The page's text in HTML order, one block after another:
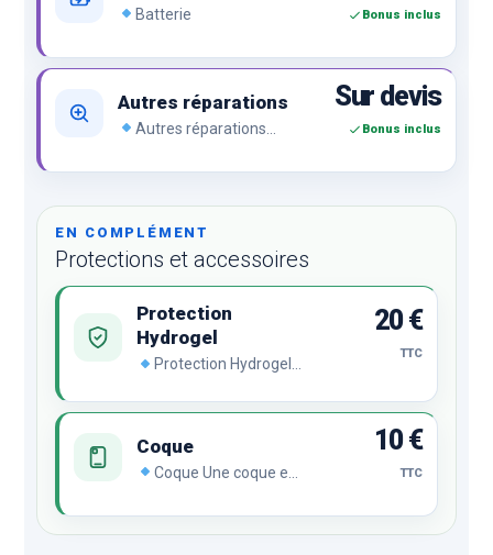
Batterie Bonus inclus
Autres réparations
Autres réparations
caméra, empreinte,
arrière, lentille arrière,
réseau…
Sur devis
Bonus inclus
EN COMPLÉMENT
Protections et accessoires
Protection
Hydrogel
Protection Hydrogel
régénère
cas de chocs ou de
rayures malgré son
incroyable finesse et sa
20 €
TTC
Coque
Coque Une coque est
protéger votre
smartphone.
10 €
TTC